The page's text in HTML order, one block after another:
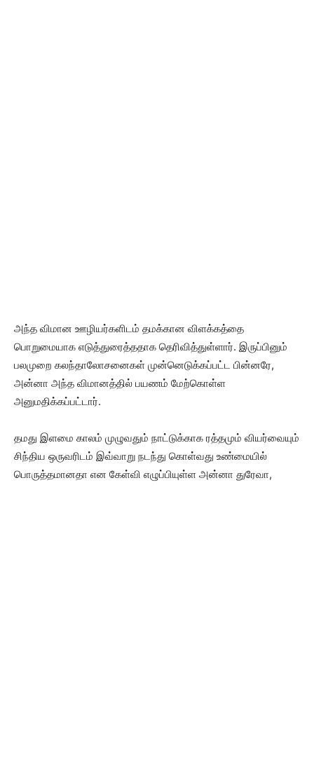
அந்த விமான ஊழியர்களிடம் தமக்கான விளக்கத்தை
பொறுமையாக எடுத்துரைத்ததாக தெரிவித்துள்ளார். இருப்பினும்
பலமுறை கலந்தாலோசனைகள் முன்னெடுக்கப்பட்ட பின்னரே,
அன்னா அந்த விமானத்தில் பயணம் மேற்கொள்ள
அனுமதிக்கப்பட்டார்.
தமது இளமை காலம் முழுவதும் நாட்டுக்காக ரத்தமும் வியர்வையும்
சிந்திய ஒருவரிடம் இவ்வாறு நடந்து கொள்வது உண்மையில்
பொருத்தமானதா என கேள்வி எழுப்பியுள்ள அன்னா துரேவா,